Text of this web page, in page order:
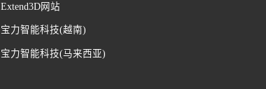
Extend3D网站
宝力智能科技(越南)
宝力智能科技(马来西亚)